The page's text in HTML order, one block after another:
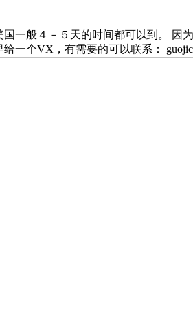
国一般４－５天的时间都可以到。 因
给一个VX，有需要的可以联系：